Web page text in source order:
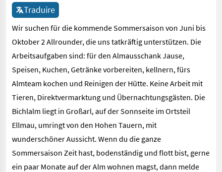
Traduire
Wir suchen für die kommende Sommersaison von Juni bis
Oktober 2 Allrounder, die uns tatkräftig unterstützen. Die
Arbeitsaufgaben sind: für den Almausschank Jause,
Speisen, Kuchen, Getränke vorbereiten, kellnern, fürs
Almteam kochen und Reinigen der Hütte. Keine Arbeit mit
Tieren, Direktvermarktung und Übernachtungsgästen. Die
Bichlalm liegt in Großarl, auf der Sonnseite im Ortsteil
Ellmau, umringt von den Hohen Tauern, mit
wunderschöner Aussicht. Wenn du die ganze
Sommersaison Zeit hast, bodenständig und flott bist, gerne
ein paar Monate auf der Alm wohnen magst, dann melde